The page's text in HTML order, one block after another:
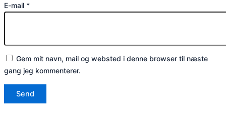
E-mail *
Gem mit navn, mail og websted i denne browser til næste
gang jeg kommenterer.